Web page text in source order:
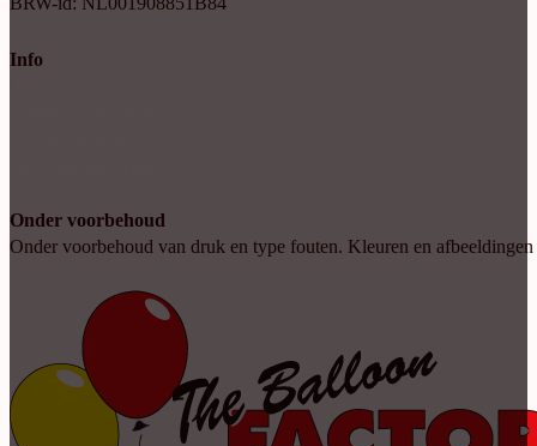
Info
Onder voorbehoud
Onder voorbehoud van druk en type fouten. Kleuren en